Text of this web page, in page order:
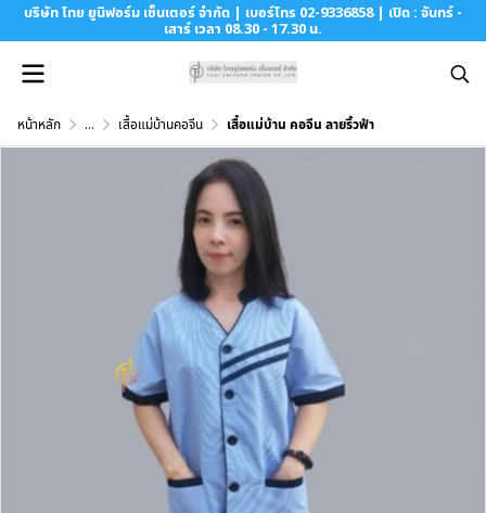
บริษัท ไทย ยูนิฟอร์ม เซ็นเตอร์ จำกัด | เบอร์โทร 02-9336858 | เปิด : จันทร์ -
เสาร์ เวลา 08.30 - 17.30 น.
หน้าหลัก ... เสื้อแม่บ้านคอจีน เสื้อแม่บ้าน คอจีน ลายริ้วฟ้า